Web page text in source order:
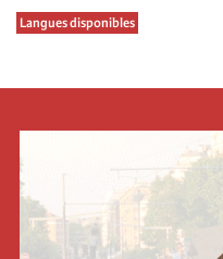
Langues disponibles